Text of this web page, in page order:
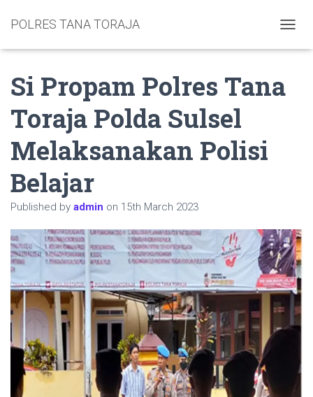
POLRES TANA TORAJA
Si Propam Polres Tana
Toraja Polda Sulsel
Melaksanakan Polisi
Belajar
Published by admin on 15th March 2023